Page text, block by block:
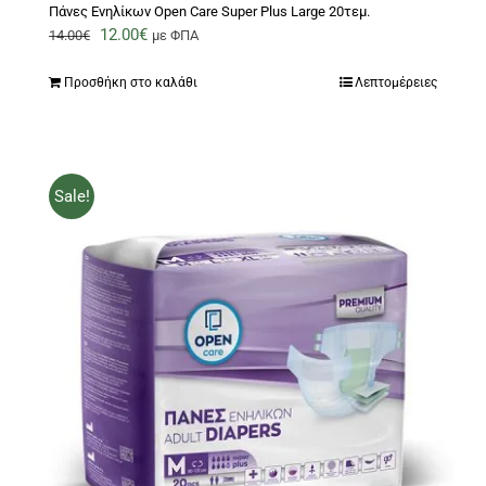
Πάνες Ενηλίκων Open Care Super Plus Large 20τεμ.
14.00€
Original
was:
12.00€Η
τιμή
με ΦΠΑ
Προσθήκη στο καλάθι Λεπτομέρειες
Sale!